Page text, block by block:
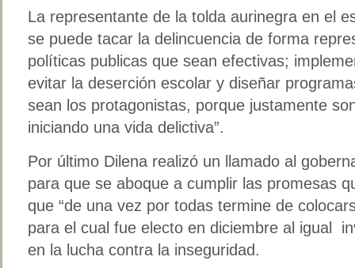
La representante de la tolda aurinegra en el
se puede tacar la delincuencia de forma
políticas publicas que sean efectivas;
evitar la deserción escolar y diseñar
sean los protagonistas, porque justamente
iniciando una vida delictiva”.
Por último Dilena realizó un llamado al
para que se aboque a cumplir las promesas
que “de una vez por todas termine de
para el cual fue electo en diciembre al igual
en la lucha contra la inseguridad.